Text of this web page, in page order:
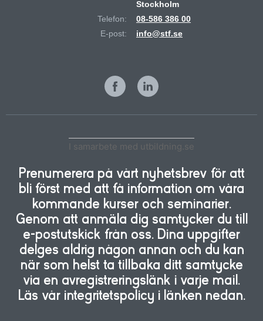
Stockholm
Telefon:
08-586 386 00
E-post:
info@stf.se
I samarbete med utbildning.se
Prenumerera på vårt nyhetsbrev för att
bli först med att få information om våra
kommande kurser och seminarier.
Genom att anmäla dig samtycker du till
e-postutskick från oss. Dina uppgifter
delges aldrig någon annan och du kan
när som helst ta tillbaka ditt samtycke
via en avregistreringslänk i varje mail.
Läs vår integritetspolicy i länken nedan.